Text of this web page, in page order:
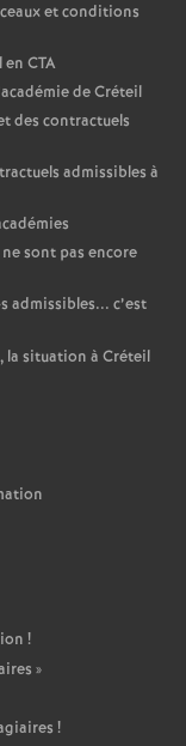
et conditions
en CTA
de Créteil
des contractuels
admissibles à
sont pas encore
admissibles... c’est
la situation à Créteil
!
»
!